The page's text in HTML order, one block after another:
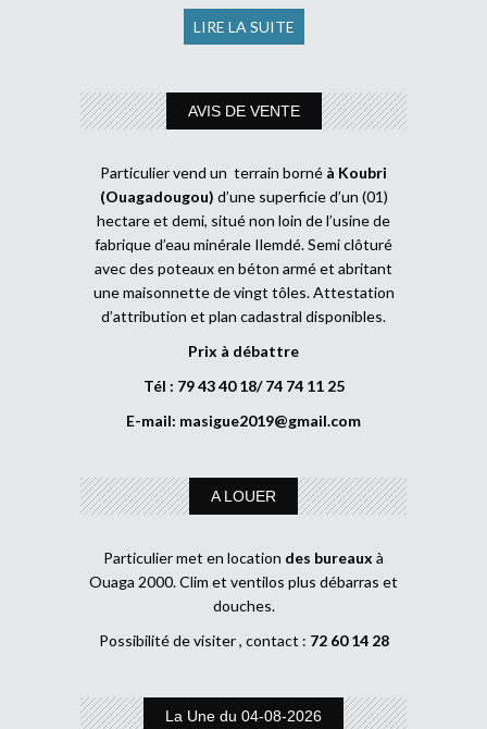
LIRE LA SUITE
AVIS DE VENTE
Particulier vend un terrain borné à Koubri
(Ouagadougou) d’une superficie d’un (01)
hectare et demi, situé non loin de l’usine de
fabrique d’eau minérale Ilemdé. Semi clôturé
avec des poteaux en béton armé et abritant
une maisonnette de vingt tôles. Attestation
d’attribution et plan cadastral disponibles.
Prix à débattre
Tél : 79 43 40 18/ 74 74 11 25
E-mail: masigue2019@gmail.com
A LOUER
Particulier met en location des bureaux à
Ouaga 2000. Clim et ventilos plus débarras et
douches.
Possibilité de visiter , contact : 72 60 14 28
La Une du 04-08-2026